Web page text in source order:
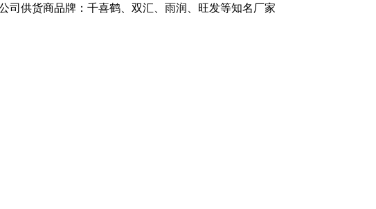
司供货商品牌：千喜鹤、双汇、雨润、旺发等知名厂家